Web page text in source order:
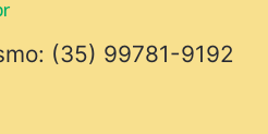
(35) 99781-9192